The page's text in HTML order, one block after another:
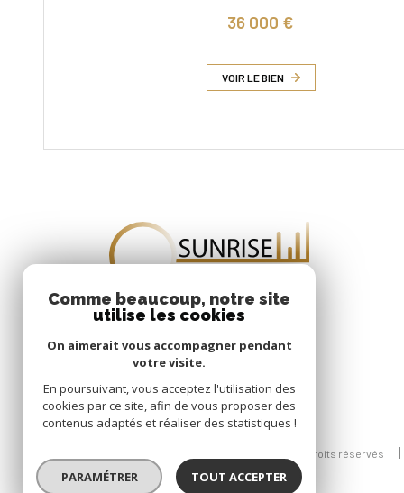
36 000 €
VOIR LE BIEN
© 2026 | Tous droits réservés
Comme beaucoup, notre site
utilise les cookies
On aimerait vous accompagner pendant
votre visite.
En poursuivant, vous acceptez l'utilisation des
cookies par ce site, afin de vous proposer des
contenus adaptés et réaliser des statistiques !
PARAMÉTRER TOUT ACCEPTER